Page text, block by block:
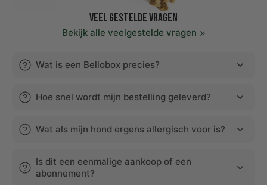
Veel gestelde vragen
Bekijk alle veelgestelde vragen
Wat is een Bellobox precies?
Hoe snel wordt mijn bestelling geleverd?
Wat als mijn hond ergens allergisch voor is?
Is dit een eenmalige aankoop of een
abonnement?